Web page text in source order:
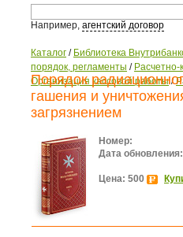
Например, агентский договор
Каталог / Библиотека
порядок, регламенты /
Организация кассовой работы/
Порядок
гашения и
загрязнением
Номер:
Дата обновления:
Цена: 500